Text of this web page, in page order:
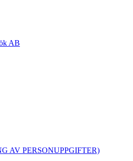
AB
AV PERSONUPPGIFTER)